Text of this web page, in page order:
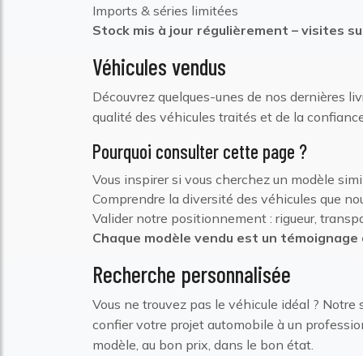
Imports & séries limitées
Stock mis à jour régulièrement – visites
Véhicules vendus
Découvrez quelques-unes de nos dernières
qualité des véhicules traités et de la
Pourquoi consulter cette page ?
Vous inspirer si vous cherchez un modèle
Comprendre la diversité des véhicules que
Valider notre positionnement : rigueur,
Chaque modèle vendu est un
Recherche personnalisée
Vous ne trouvez pas le véhicule idéal ?
confier votre projet automobile à un
modèle, au bon prix, dans le bon état.